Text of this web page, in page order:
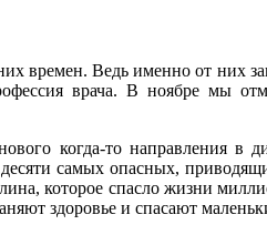
времен. Ведь именно от них
врача. В ноябре мы
когда-то направления в
самых опасных,
которое спасло жизни
здоровье и спасают